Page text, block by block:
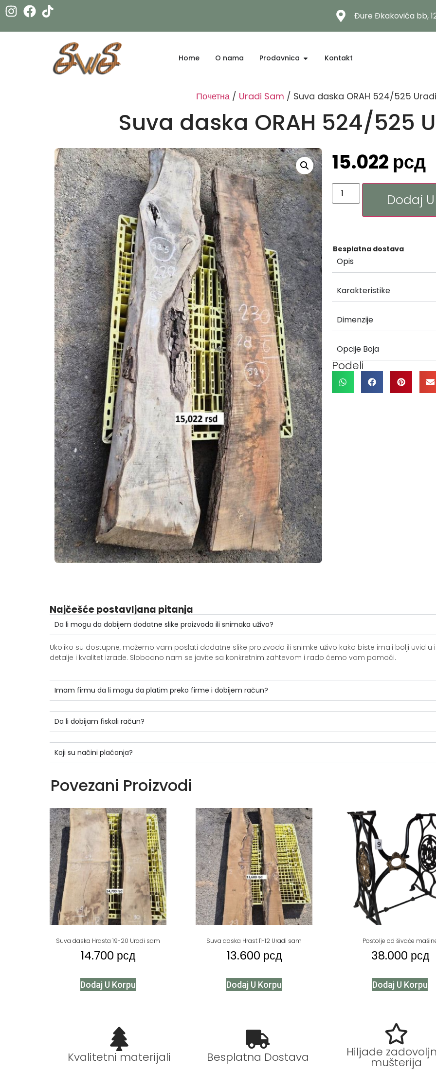
Đure Đkakovića bb,
Home O nama Prodavnica Kontakt
Почетна/ Uradi Sam / Suva daska ORAH 524/525
Suva daska ORAH 524/525
15.022 рсд
Dodaj
Besplatna dostava
Opis
Karakteristike
Dimenzije
Opcije Boja
Podeli
Najčešće postavljana pitanja
Da li mogu da dobijem dodatne slike proizvoda ili snimaka uživo?
Ukoliko su dostupne, možemo vam poslati dodatne slike proizvoda ili snimke uživo kako biste imali bolji uvid u
detalje i kvalitet izrade. Slobodno nam se javite sa konkretnim zahtevom i rado ćemo vam pomoći.
Imam firmu da li mogu da platim preko firme i dobijem račun?
Da li dobijam fiskali račun?
Koji su načini plaćanja?
Povezani Proizvodi
Suva daska Hrasta 19-20 Uradi sam
14.700 рсд
Dodaj U Korpu
Suva daska Hrast 11-12 Uradi sam
13.600 рсд
Dodaj U Korpu
Postolje od šivaće
38.000 рсд
Dodaj U Korpu
Kvalitetni materijali Besplatna Dostava Hiljade
mušterija